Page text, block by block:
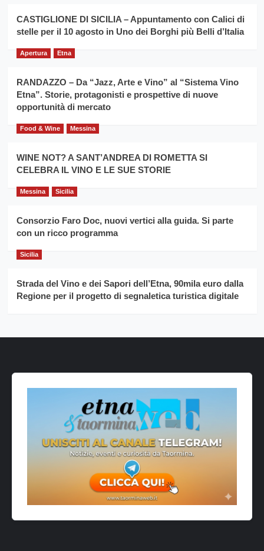
la
filiera
grano
per
il
anno
Franco
Caruso
CASTIGLIONE DI SICILIA – Appuntamento con Calici di
stelle per il 10 agosto in Uno dei Borghi più Belli d’Italia
Apertura Etna
RANDAZZO – Da “Jazz, Arte e Vino” al “Sistema Vino
Etna”. Storie, protagonisti e prospettive di nuove
opportunità di mercato
Food & Wine Messina
WINE NOT? A SANT’ANDREA DI ROMETTA SI
CELEBRA IL VINO E LE SUE STORIE
Messina Sicilia
Consorzio Faro Doc, nuovi vertici alla guida. Si parte
con un ricco programma
Sicilia
Strada del Vino e dei Sapori dell’Etna, 90mila euro dalla
Regione per il progetto di segnaletica turistica digitale